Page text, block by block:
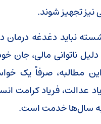
نیز تجهیز شوند.
نباید دغدغه درمان
دلیل ناتوانی مالی، جان
مطالبه، صرفاً یک
عدالت، فریاد کرامت
به سال‌ها خدمت است.